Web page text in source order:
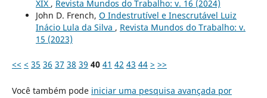
XIX , Revista Mundos do Trabalho: v. 16 (2024)
John D. French, O Indestrutível e Inescrutável Luiz
Inácio Lula da Silva , Revista Mundos do Trabalho: v.
15 (2023)
<< < 35 36 37 38 39 40 41 42 43 44 > >>
Você também pode iniciar uma pesquisa avançada por